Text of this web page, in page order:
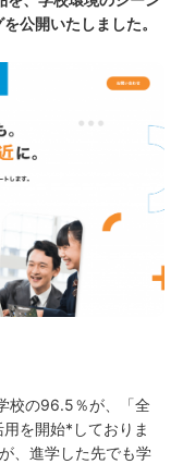
公開いたしました。
校の96.5％が、「全
を開始*しておりま
、進学した先でも学